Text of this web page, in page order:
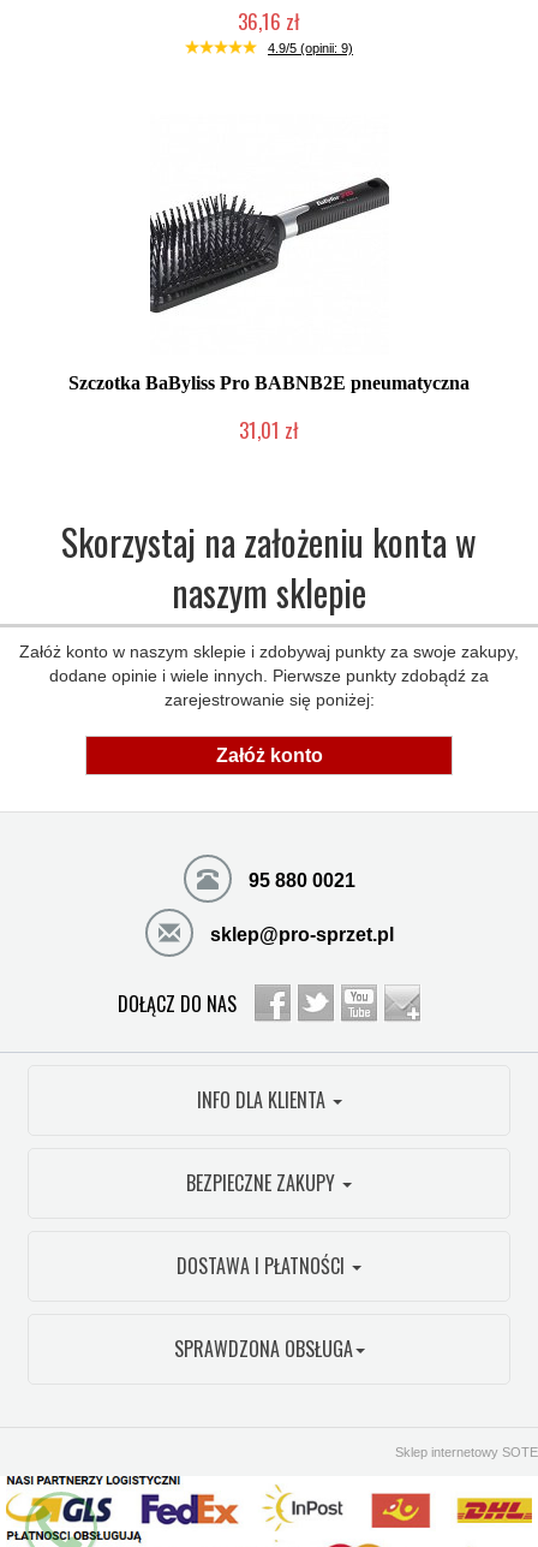
36,16 zł
Duża ilość (wysyłka w 24h)
4.9/5 (opinii: 9)
Szczotka BaByliss Pro BABNB2E pneumatyczna
31,01 zł
Skorzystaj na założeniu konta w
naszym sklepie
Załóż konto w naszym sklepie i zdobywaj punkty za swoje zakupy,
dodane opinie i wiele innych. Pierwsze punkty zdobądź za
zarejestrowanie się poniżej:
Załóż konto
95 880 0021
sklep@pro-sprzet.pl
DOŁĄCZ DO NAS
INFO DLA KLIENTA
BEZPIECZNE ZAKUPY
DOSTAWA I PŁATNOŚCI
SPRAWDZONA OBSŁUGA
Sklep internetowy SOTE